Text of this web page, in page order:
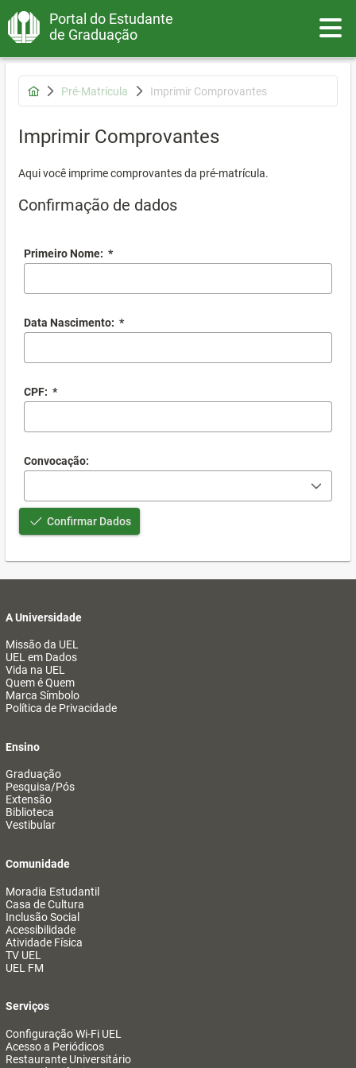
Portal do Estudante
de Graduação
Pré-Matrícula Imprimir Comprovantes
Imprimir Comprovantes
Aqui você imprime comprovantes da pré-matrícula.
Confirmação de dados
Primeiro Nome: *
Data Nascimento: *
CPF: *
Convocação:
Confirmar Dados
A Universidade
Missão da UEL
UEL em Dados
Vida na UEL
Quem é Quem
Marca Símbolo
Política de Privacidade
Ensino
Graduação
Pesquisa/Pós
Extensão
Biblioteca
Vestibular
Comunidade
Moradia Estudantil
Casa de Cultura
Inclusão Social
Acessibilidade
Atividade Física
TV UEL
UEL FM
Serviços
Configuração Wi-Fi UEL
Acesso a Periódicos
Restaurante Universitário